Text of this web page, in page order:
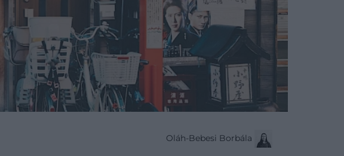
Oláh-Bebesi Borbála